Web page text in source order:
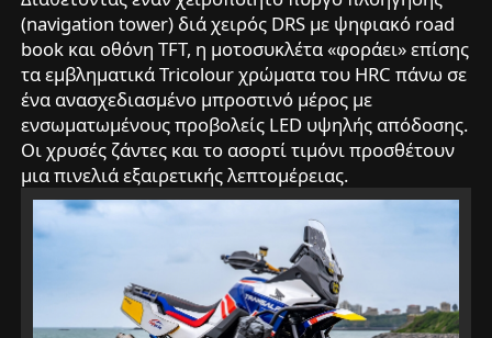
(navigation tower) διά χειρός DRS με ψηφιακό road
book και οθόνη TFT, η μοτοσυκλέτα «φοράει» επίσης
τα εμβληματικά Tricolour χρώματα του HRC πάνω σε
ένα ανασχεδιασμένο μπροστινό μέρος με
ενσωματωμένους προβολείς LED υψηλής απόδοσης.
Οι χρυσές ζάντες και το ασορτί τιμόνι προσθέτουν
μια πινελιά εξαιρετικής λεπτομέρειας.